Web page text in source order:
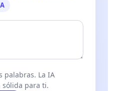
palabras. La IA
para ti.